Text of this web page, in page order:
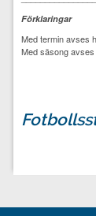
Förklaringar
Med termin avses
Med säsong